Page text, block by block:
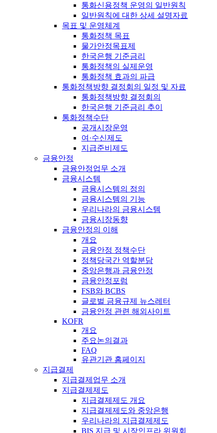
통화신용정책 운영의 일반원칙
일반원칙에 대한 상세 설명자료
목표 및 운영체계
통화정책 목표
물가안정목표제
한국은행 기준금리
통화정책의 실제운영
통화정책 효과의 파급
통화정책방향 결정회의 일정 및 자료
통화정책방향 결정회의
한국은행 기준금리 추이
통화정책수단
공개시장운영
여·수신제도
지급준비제도
금융안정
금융안정업무 소개
금융시스템
금융시스템의 정의
금융시스템의 기능
우리나라의 금융시스템
금융시장동향
금융안정의 이해
개요
금융안정 정책수단
정책당국간 역할분담
중앙은행과 금융안정
금융안정포럼
FSB와 BCBS
글로벌 금융규제 뉴스레터
금융안정 관련 해외사이트
KOFR
개요
주요논의결과
FAQ
유관기관 홈페이지
지급결제
지급결제업무 소개
지급결제제도
지급결제제도 개요
지급결제제도와 중앙은행
우리나라의 지급결제제도
BIS 지급 및 시장인프라 위원회